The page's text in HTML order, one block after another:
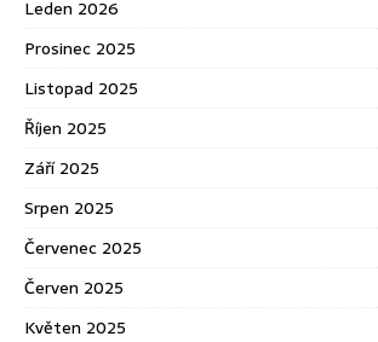
Leden 2026
Prosinec 2025
Listopad 2025
Říjen 2025
Září 2025
Srpen 2025
Červenec 2025
Červen 2025
Květen 2025